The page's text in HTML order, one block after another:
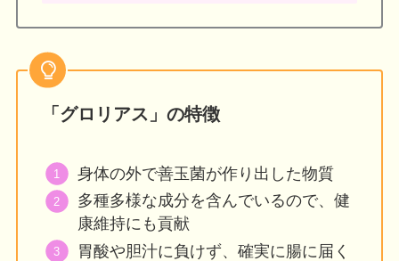
「グロリアス」の特徴
身体の外で善玉菌が作り出した物質
多種多様な成分を含んでいるので、健
康維持にも貢献
胃酸や胆汁に負けず、確実に腸に届く